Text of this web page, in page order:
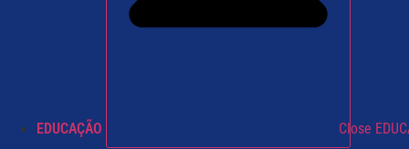
EDUCAÇÃO Close